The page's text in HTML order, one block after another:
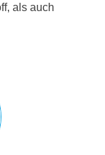
als auch